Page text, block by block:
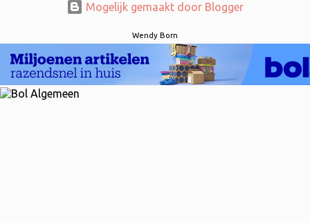
Mogelijk gemaakt door Blogger
Wendy Born